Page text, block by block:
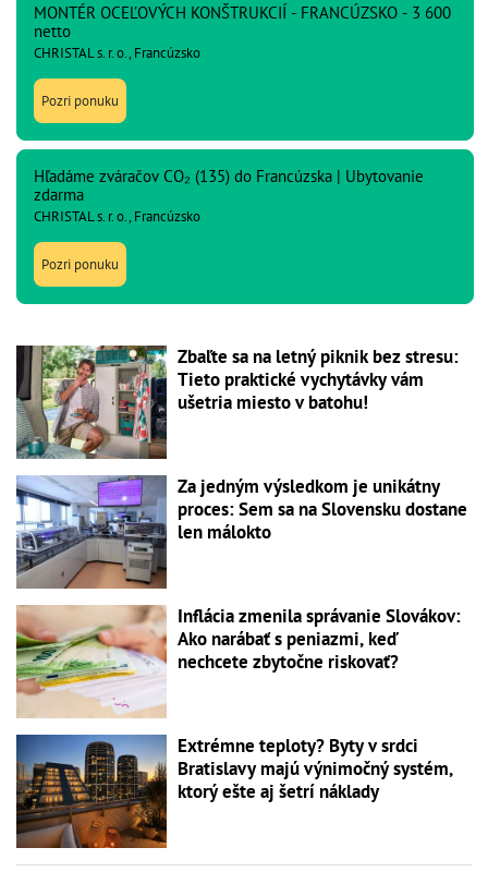
MONTÉR OCEĽOVÝCH KONŠTRUKCIÍ - FRANCÚZSKO - 3 600
netto
CHRISTAL s. r. o., Francúzsko
Pozri ponuku
Hľadáme zváračov CO₂ (135) do Francúzska | Ubytovanie
zdarma
CHRISTAL s. r. o., Francúzsko
Pozri ponuku
Zbaľte sa na letný piknik bez stresu:
Tieto praktické vychytávky vám
ušetria miesto v batohu!
Za jedným výsledkom je unikátny
proces: Sem sa na Slovensku dostane
len málokto
Inflácia zmenila správanie Slovákov:
Ako narábať s peniazmi, keď
nechcete zbytočne riskovať?
Extrémne teploty? Byty v srdci
Bratislavy majú výnimočný systém,
ktorý ešte aj šetrí náklady